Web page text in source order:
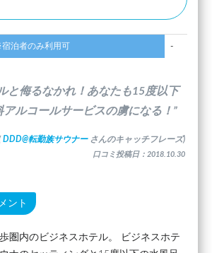
泊者のみ利用可 -
と侮るなかれ！あなたも15度以下
ルコールサービスの虜になる！”
DDD@転勤族サウナー さんのキャッチフレーズ)
口コミ投稿日：2018.10.30
ント
圏内のビジネスホテル。 ビジネスホテ